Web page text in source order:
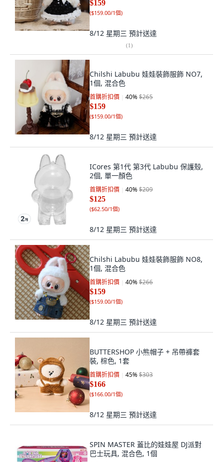
$159
($159.00/1個)
8/12 星期三 預計送達
(1)
Chilshi Labubu 娃娃裝飾服飾 NO7,
1個, 混合色
首購折扣價 40%$265
$159
($159.00/1個)
8/12 星期三 預計送達
ICores 第1代 第3代 Labubu 保護殼,
2個, 單一顏色
首購折扣價 40%$209
$125
($62.50/1個)
8/12 星期三 預計送達
Chilshi Labubu 娃娃裝飾服飾 NO8,
1個, 混合色
首購折扣價 40%$266
$159
($159.00/1個)
8/12 星期三 預計送達
BUTTERSHOP 小熊帽子 + 吊帶褲套
裝, 棕色, 1套
首購折扣價 45%$303
$166
($166.00/1個)
8/12 星期三 預計送達
SPIN MASTER 蓋比的娃娃屋 DJ派對
巴士玩具, 混合色, 1個